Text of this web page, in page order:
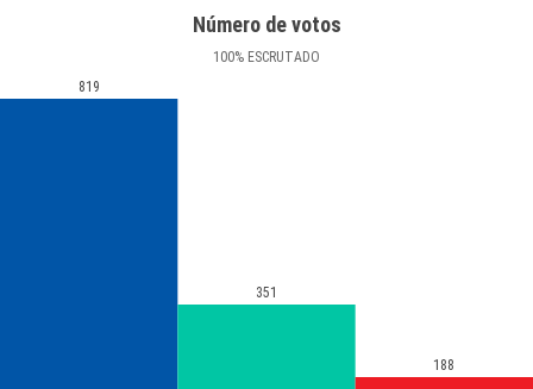
Número de votos
100% ESCRUTADO
819
351
188